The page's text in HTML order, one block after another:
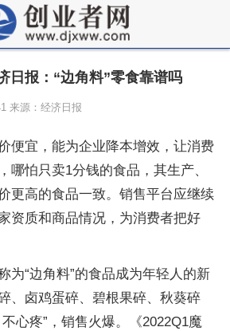
日报：“边角料”零食靠谱吗
来源：经济日报
便宜，能为企业降本增效，让消费
哪怕只卖1分钱的食品，其生产、
更高的食品一致。销售平台应继续
资质和商品情况，为消费者把好
为“边角料”的食品成为年轻人的新
、卤鸡蛋碎、碧根果碎、秋葵碎
心疼”，销售火爆。《2022Q1魔